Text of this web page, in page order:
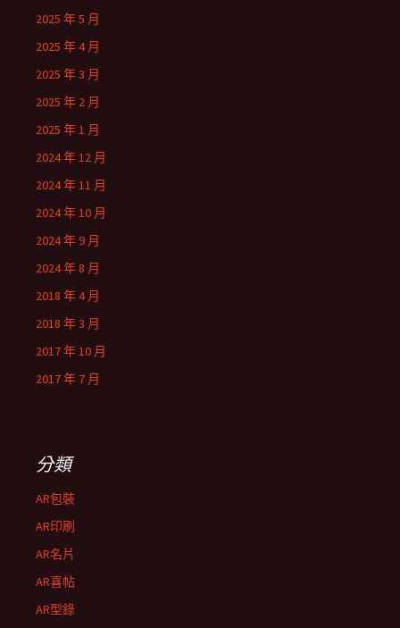
2025 年 5 月
2025 年 4 月
2025 年 3 月
2025 年 2 月
2025 年 1 月
2024 年 12 月
2024 年 11 月
2024 年 10 月
2024 年 9 月
2024 年 8 月
2018 年 4 月
2018 年 3 月
2017 年 10 月
2017 年 7 月
分類
AR包裝
AR印刷
AR名片
AR喜帖
AR型錄